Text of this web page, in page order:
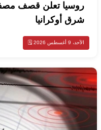
روسيا تعلن قصف
شرق أوكرانيا
الأحد، 9 أغسطس 2026 🗓️